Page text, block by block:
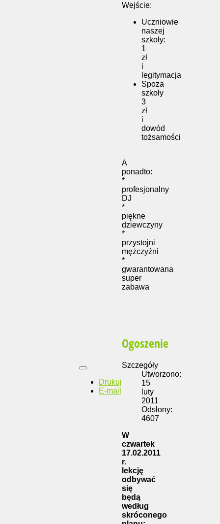
Wejście:
Uczniowie
naszej
szkoły:
1
zł
i
legitymacja
Spoza
szkoły
3
zł
i
dowód
tożsamości
A
ponadto:
*
profesjonalny
DJ
*
piękne
dziewczyny
*
przystojni
mężczyźni
*
gwarantowana
super
zabawa
Ogoszenie
Drukuj
E-mail
Szczegóły
Utworzono:
15
luty
2011
Odsłony:
4607
W
czwartek
17.02.2011
r.
lekcję
odbywać
się
będą
według
skróconego